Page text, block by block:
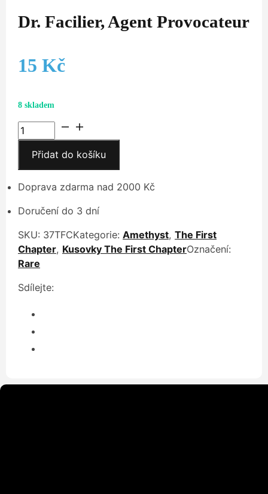
Dr. Facilier, Agent Provocateur
15 Kč
8 skladem
Dr.
Facilier,
Agent
Provocateur
množství
Přidat do košíku
Doprava zdarma nad 2000 Kč
Doručení do 3 dní
SKU: 37TFCKategorie: Amethyst, The First
Chapter, Kusovky The First ChapterOznačení:
Rare
Sdílejte: